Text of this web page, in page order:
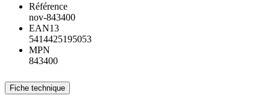
Référence
nov-843400
EAN13
5414425195053
MPN
843400
Fiche technique